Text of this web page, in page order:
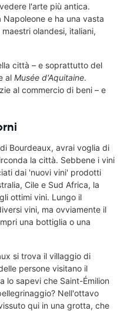
l'arte più antica.
e ha una vasta
olandesi, italiani,
città – e soprattutto del
al Musée d'Aquitaine.
al commercio di beni – e
di Bourdeaux, avrai voglia di
la città. Sebbene i vini
dai 'nuovi vini' prodotti
Cile e Sud Africa, la
ottimi vini. Lungo il
vini, ma ovviamente il
una bottiglia o una
si trova il villaggio di
persone visitano il
lo sapevi che Saint-Émilion
Nell'ottavo
qui in una grotta, che